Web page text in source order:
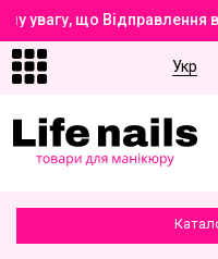
увагу, що Відправлення
Укр